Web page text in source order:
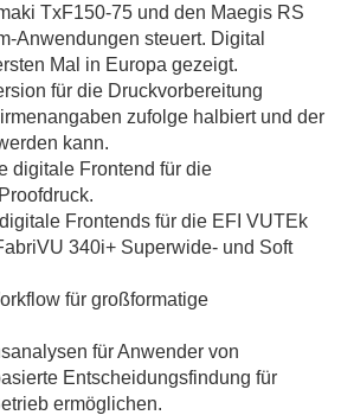
TxF150-75 und den Maegis RS
Anwendungen steuert. Digital
Mal in Europa gezeigt.
für die Druckvorbereitung
zufolge halbiert und der
kann.
digitale Frontend für die
Frontends für die EFI VUTEk
340i+ Superwide- und Soft
für großformatige
für Anwender von
Entscheidungsfindung für
ermöglichen.